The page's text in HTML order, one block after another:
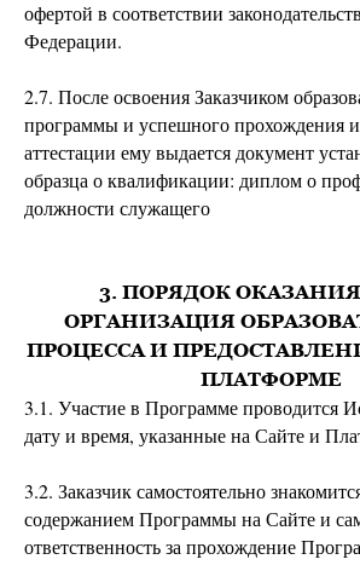
офертой в соответствии
Федерации.
2.7. После освоения Заказчиком
программы и успешного прохождения
аттестации ему выдается документ
образца о квалификации: диплом о
должности служащего
3. ПОРЯДОК
ОРГАНИЗАЦИЯ
ПРОЦЕССА И
ПЛАТФОРМЕ
3.1. Участие в Программе проводится
дату и время, указанные на Сайте и
3.2. Заказчик самостоятельно
содержанием Программы на Сайте и
ответственность за прохождение